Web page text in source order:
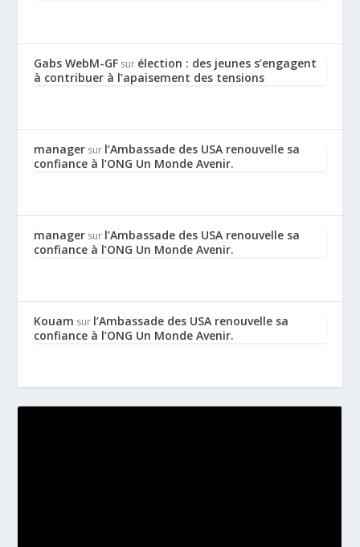
Gabs WebM-GF sur élection : des jeunes s’engagent
à contribuer à l’apaisement des tensions
manager sur l’Ambassade des USA renouvelle sa
confiance à l’ONG Un Monde Avenir.
manager sur l’Ambassade des USA renouvelle sa
confiance à l’ONG Un Monde Avenir.
Kouam sur l’Ambassade des USA renouvelle sa
confiance à l’ONG Un Monde Avenir.